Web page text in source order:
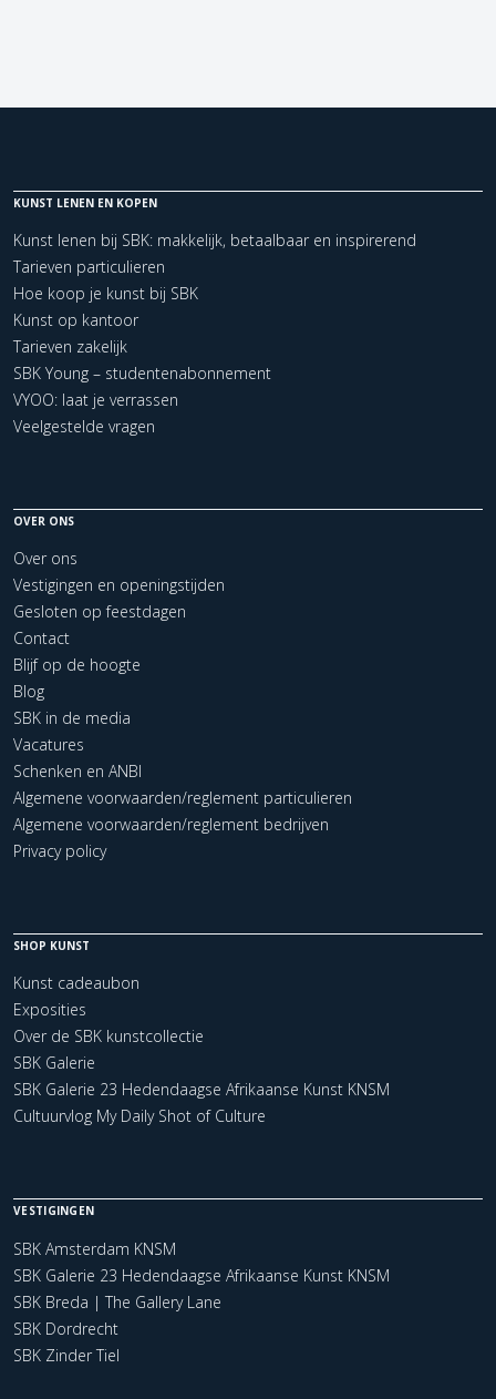
KUNST LENEN EN KOPEN
Kunst lenen bij SBK: makkelijk, betaalbaar en inspirerend
Tarieven particulieren
Hoe koop je kunst bij SBK
Kunst op kantoor
Tarieven zakelijk
SBK Young – studentenabonnement
VYOO: laat je verrassen
Veelgestelde vragen
OVER ONS
Over ons
Vestigingen en openingstijden
Gesloten op feestdagen
Contact
Blijf op de hoogte
Blog
SBK in de media
Vacatures
Schenken en ANBI
Algemene voorwaarden/reglement particulieren
Algemene voorwaarden/reglement bedrijven
Privacy policy
SHOP KUNST
Kunst cadeaubon
Exposities
Over de SBK kunstcollectie
SBK Galerie
SBK Galerie 23 Hedendaagse Afrikaanse Kunst KNSM
Cultuurvlog My Daily Shot of Culture
VESTIGINGEN
SBK Amsterdam KNSM
SBK Galerie 23 Hedendaagse Afrikaanse Kunst KNSM
SBK Breda | The Gallery Lane
SBK Dordrecht
SBK Zinder Tiel